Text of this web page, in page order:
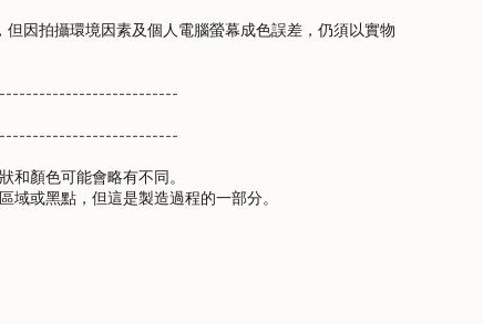
因拍攝環境因素及個人電腦螢幕成色誤差，仍須以實物
和顏色可能會略有不同。
域或黑點，但這是製造過程的一部分。